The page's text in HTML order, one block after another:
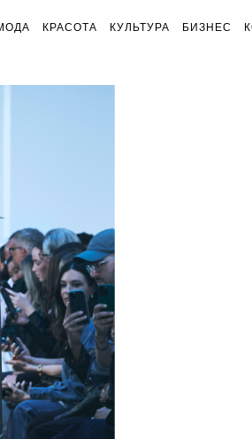
КРАСОТА КУЛЬТУРА БИЗНЕС